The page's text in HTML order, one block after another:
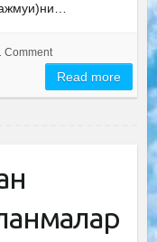
Comment
Read more